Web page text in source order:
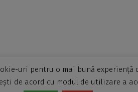
uri pentru o mai bună experiență
de acord cu modul de utilizare a